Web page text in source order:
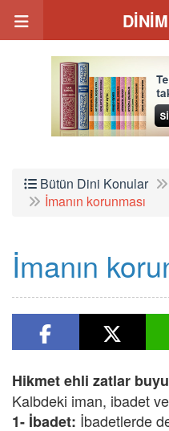
Bütün Dini Konular
İmanın korunması
İmanın
Hikmet ehli zatlar
Kalbdeki iman, ibadet
1- İbadet: İbadetlerde